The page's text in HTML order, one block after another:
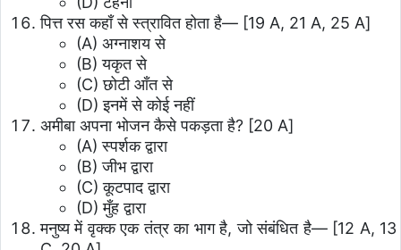
पित्त रस कहाँ से स्त्रावित होता है— [19 A, 21 A, 25 A]
(A) अग्नाशय से
(B) यकृत से
(C) छोटी आँत से
(D) इनमें से कोई नहीं
अमीबा अपना भोजन कैसे पकड़ता है? [20 A]
(A) स्पर्शक द्वारा
(B) जीभ द्वारा
(C) कूटपाद द्वारा
(D) मुँह द्वारा
मनुष्य में वृक्क एक तंत्र का भाग है, जो संबंधित है— [12 A, 13